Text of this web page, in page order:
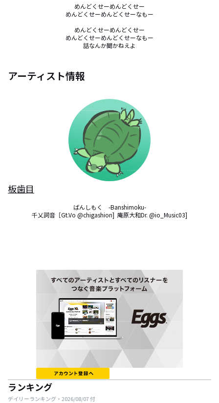
めんどくせーめんどくせー
めんどくせーめんどくせーなもー
めんどくせーめんどくせー
めんどくせーめんどくせーなもー
話なんか聞かねえよ
アーティスト情報
板歯目
ばんしもく　-Banshimoku-
千乂詞音［Gt.Vo @chigashion]  庵原大和Dr. @io_Music03]
ランキング
デイリーランキング・ 2026/08/07付